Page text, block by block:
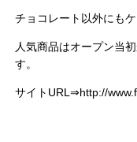
チョコレート以外にも
人気商品はオープン当
す。
サイトURL⇒http://